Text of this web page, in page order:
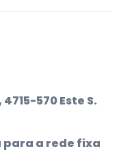
570 Este S.
para a rede fixa